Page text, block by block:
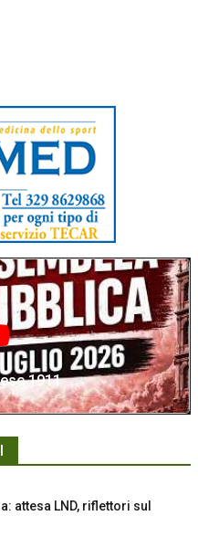
1911
attesa LND, riflettori sul